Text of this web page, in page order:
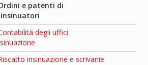
e patenti di
degli uffici
insinuazione e scrivanie